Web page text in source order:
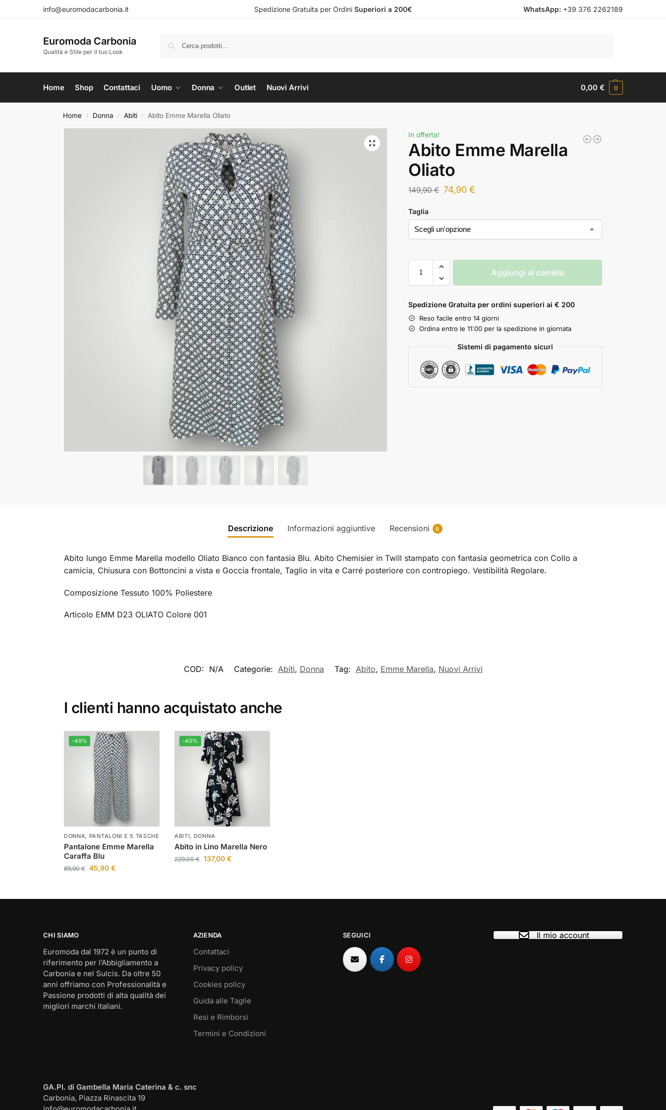
info@euromodacarbonia.it Spedizione Gratuita per Ordini Superiori a 200€ WhatsApp: +39 376 2262189
Euromoda Carbonia
Qualità e Stile per il tuo Look
Home Shop Contattaci Uomo Donna Outlet Nuovi Arrivi 0,00€ 0
Home / Donna / Abiti / Abito Emme Marella Oliato
In offerta!
Abito Emme Marella
Oliato
149,90€ 74,90€
Taglia
Aggiungi al carrello
Spedizione Gratuita per ordini superiori ai € 200
Reso facile entro 14 giorni
Ordina entro le 11:00 per la spedizione in giornata
Sistemi di pagamento sicuri
Descrizione Informazioni aggiuntive Recensioni 0
Abito lungo Emme Marella modello Oliato Bianco con fantasia Blu. Abito Chemisier in Twill stampato con fantasia geometrica con Collo a
camicia, Chiusura con Bottoncini a vista e Goccia frontale, Taglio in vita e Carré posteriore con contropiego. Vestibilità Regolare.
Composizione Tessuto 100% Poliestere
Articolo EMM D23 OLIATO Colore 001
COD: N/A Categorie: Abiti, Donna Tag: Abito, Emme Marella, Nuovi Arrivi
I clienti hanno acquistato anche
-49%
DONNA, PANTALONI E 5 TASCHE
Pantalone Emme Marella
Caraffa Blu
89,90€ 45,90 €
-40%
ABITI, DONNA
Abito in Lino Marella Nero
229,00€ 137,00 €
CHI SIAMO
Euromoda dal 1972 è un punto di
riferimento per l’Abbigliamento a
Carbonia e nel Sulcis. Da oltre 50
anni offriamo con Professionalità e
Passione prodotti di alta qualità dei
migliori marchi italiani.
AZIENDA
Contattaci
Privacy policy
Cookies policy
Guida alle Taglie
Resi e Rimborsi
Termini e Condizioni
SEGUICI Il mio account
GA.PI. di Gambella Maria Caterina & c. snc
Carbonia, Piazza Rinascita 19